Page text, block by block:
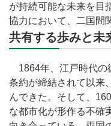
が持続可能な未来を目
協力において、二国間
共有する歩みと未
1864年、江戸時代の
条約が締結されて以来
んできた。そして、
な都市化が形作る不確